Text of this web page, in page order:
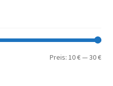
Min.
Preis:10 €—30 €